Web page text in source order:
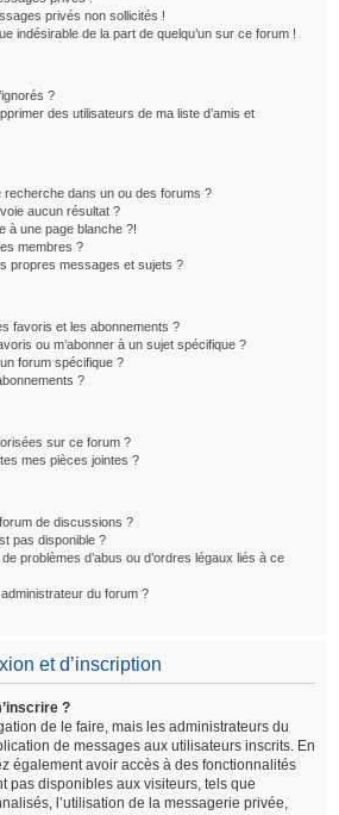
privés non sollicités !
indésirable de la part de quelqu’un sur ce forum !
?
des utilisateurs de ma liste d’amis et
dans un ou des forums ?
aucun résultat ?
à une page blanche ?!
membres ?
propres messages et sujets ?
favoris et les abonnements ?
ou m’abonner à un sujet spécifique ?
forum spécifique ?
?
sur ce forum ?
mes pièces jointes ?
de discussions ?
pas disponible ?
problèmes d’abus ou d’ordres légaux liés à ce
du forum ?
et d’inscription
?
de le faire, mais les administrateurs du
de messages aux utilisateurs inscrits. En
également avoir accès à des fonctionnalités
pas disponibles aux visiteurs, tels que
l’utilisation de la messagerie privée,